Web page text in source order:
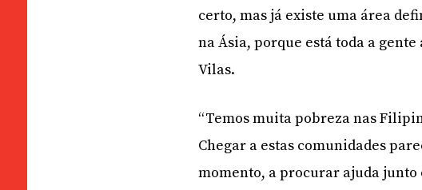
certo, mas já existe uma área
na Ásia, porque está toda a
Vilas.
“Temos muita pobreza nas
Chegar a estas comunidades
momento, a procurar ajuda junto